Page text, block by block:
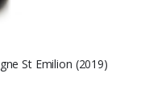
St Emilion (2019)